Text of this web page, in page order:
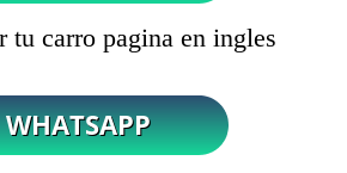
tu carro pagina en ingles